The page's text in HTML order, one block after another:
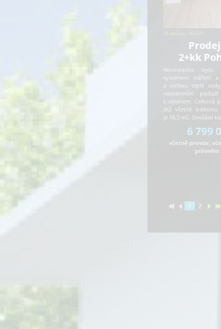
ID zakázky: 402021
2+kk
Novostavba
systémem měření
a ohřevu teplé
nadzemním
s výtahem. Celková
m2 včetně balkonu.
je 56,5 m2. Součástí
6 799
včetně provize,
právního
1 2